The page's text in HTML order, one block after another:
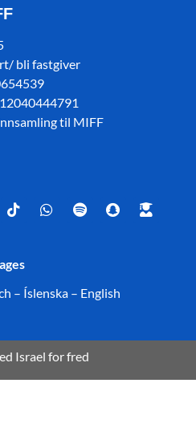
bli fastgiver
til MIFF
– Íslenska – English
Israel for fred